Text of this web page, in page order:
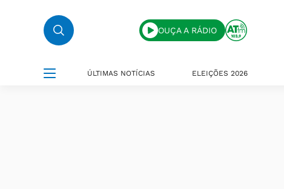
OUÇA A RÁDIO
ÚLTIMAS NOTÍCIAS ELEIÇÕES 2026